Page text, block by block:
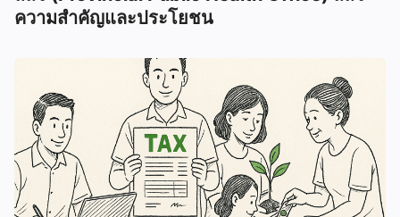
ความสำคัญและประโยชน